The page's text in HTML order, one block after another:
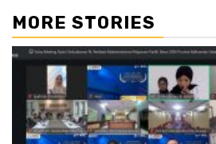
MORE STORIES